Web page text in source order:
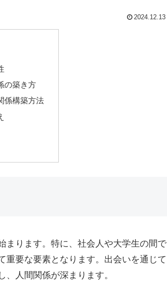
2024.12.13
の築き方
係構築方法
まります。特に、社会人や大学生の間で
重要な要素となります。出会いを通じて
人間関係が深まります。